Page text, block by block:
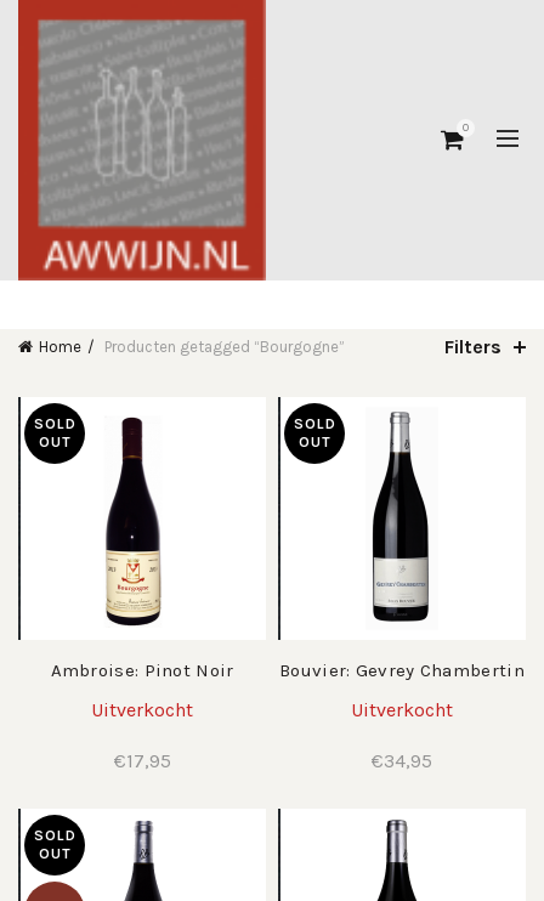
0
Home Producten getagged “Bourgogne” Filters
SOLD
OUT
Ambroise: Pinot Noir
Uitverkocht
€17,95
SOLD
OUT
Bouvier: Gevrey Chambertin
Uitverkocht
€34,95
SOLD
OUT